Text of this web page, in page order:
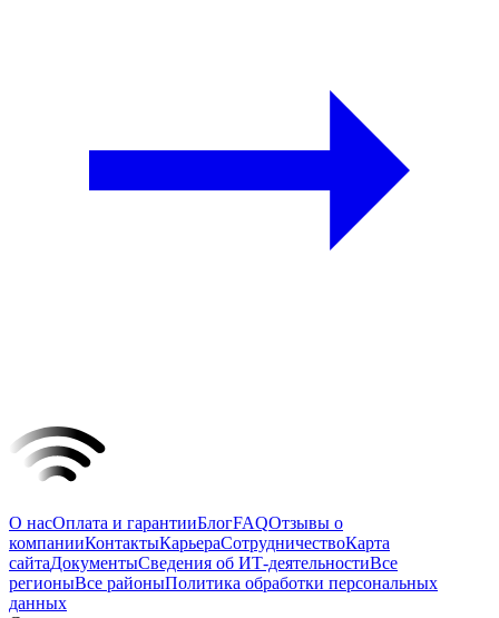
О насОплата и гарантииБлогFAQОтзывы о
компанииКонтактыКарьераСотрудничествоКарта
сайтаДокументыСведения об ИТ-деятельностиВсе
регионыВсе районыПолитика обработки персональных
данных